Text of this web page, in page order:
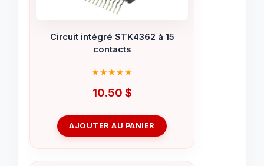
Circuit intégré STK4362 à 15
contacts
10.50 $
AJOUTER AU PANIER